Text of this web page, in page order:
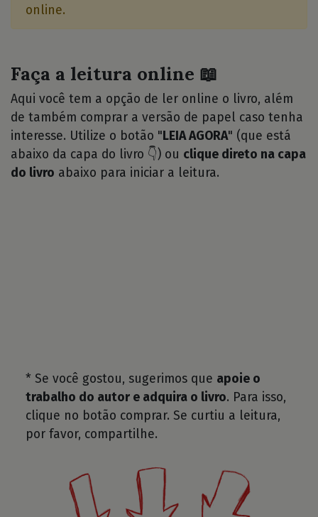
online.
Faça a leitura online 📖
Aqui você tem a opção de ler online o livro, além
de também comprar a versão de papel caso tenha
interesse. Utilize o botão " LEIA AGORA" (que está
abaixo da capa do livro 👇) ou clique direto na capa
do livro abaixo para iniciar a leitura.
* Se você gostou, sugerimos que apoie o
trabalho do autor e adquira o livro. Para isso,
clique no botão comprar. Se curtiu a leitura,
por favor, compartilhe.